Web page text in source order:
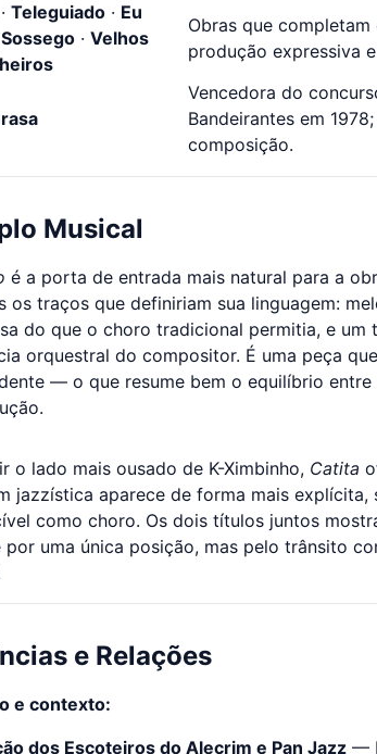
· Teleguiado · Eu
· Velhos
Obras que
produção expressiva
Vencedora do
Bandeirantes em
composição.
Musical
é a porta de entrada mais natural para a
os traços que definiriam sua linguagem:
do que o choro tradicional permitia, e
orquestral do compositor. É uma peça
— o que resume bem o equilíbrio
o lado mais ousado de K-Ximbinho, Catita
jazzística aparece de forma mais explícita,
como choro. Os dois títulos juntos
por uma única posição, mas pelo trânsito
e Relações
e contexto:
dos Escoteiros do Alecrim e Pan Jazz —